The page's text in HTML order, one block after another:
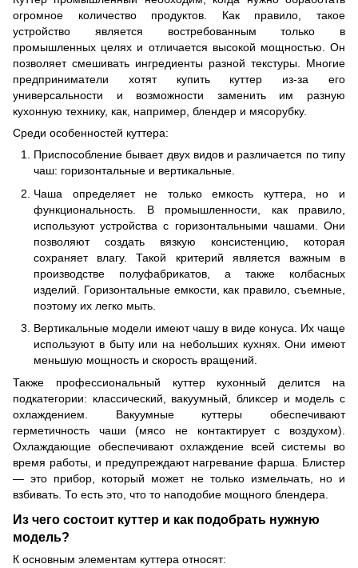
огромное количество продуктов. Как правило, такое
устройство является востребованным только в
промышленных целях и отличается высокой мощностью. Он
позволяет смешивать ингредиенты разной текстуры. Многие
предприниматели хотят купить куттер из-за его
универсальности и возможности заменить им разную
кухонную технику, как, например, блендер и мясорубку.
Среди особенностей куттера:
Приспособление бывает двух видов и различается по типу
чаш: горизонтальные и вертикальные.
Чаша определяет не только емкость куттера, но и
функциональность. В промышленности, как правило,
используют устройства с горизонтальными чашами. Они
позволяют создать вязкую консистенцию, которая
сохраняет влагу. Такой критерий является важным в
производстве полуфабрикатов, а также колбасных
изделий. Горизонтальные емкости, как правило, съемные,
поэтому их легко мыть.
Вертикальные модели имеют чашу в виде конуса. Их чаще
используют в быту или на небольших кухнях. Они имеют
меньшую мощность и скорость вращений.
Также профессиональный куттер кухонный делится на
подкатегории: классический, вакуумный, бликсер и модель с
охлаждением. Вакуумные куттеры обеспечивают
герметичность чаши (мясо не контактирует с воздухом).
Охлаждающие обеспечивают охлаждение всей системы во
время работы, и предупреждают нагревание фарша. Блистер
— это прибор, который может не только измельчать, но и
взбивать. То есть это, что то наподобие мощного блендера.
Из чего состоит куттер и как подобрать нужную
модель?
К основным элементам куттера относят: